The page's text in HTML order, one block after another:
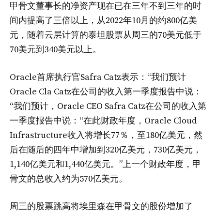
甲骨文董事长的净资产现在已在三年不到三年的时
间内提高了三倍以上，从2022年10月的约800亿美
元，随着云层计算的泰坦股票从周三的70美元低于
70美元到340美元以上。
Oracle首席执行官Safra Catz表示：“我们预计
Oracle Cla Catz在公司的收入第一季度报告中说：
“我们预计，Oracle CEO Safra Catz在公司的收入第
一季度报告中说：“在此财政年度，Oracle Cloud
Infrastructure收入将增长77％，至180亿美元，然
后在随后的四年中增加到320亿美元，730亿美元，
1,140亿美元和1,440亿美元。”上一个财政年度，甲
骨文的总收入约为570亿美元。
周三的股票跳高将埃里森在甲骨文的股份增加了